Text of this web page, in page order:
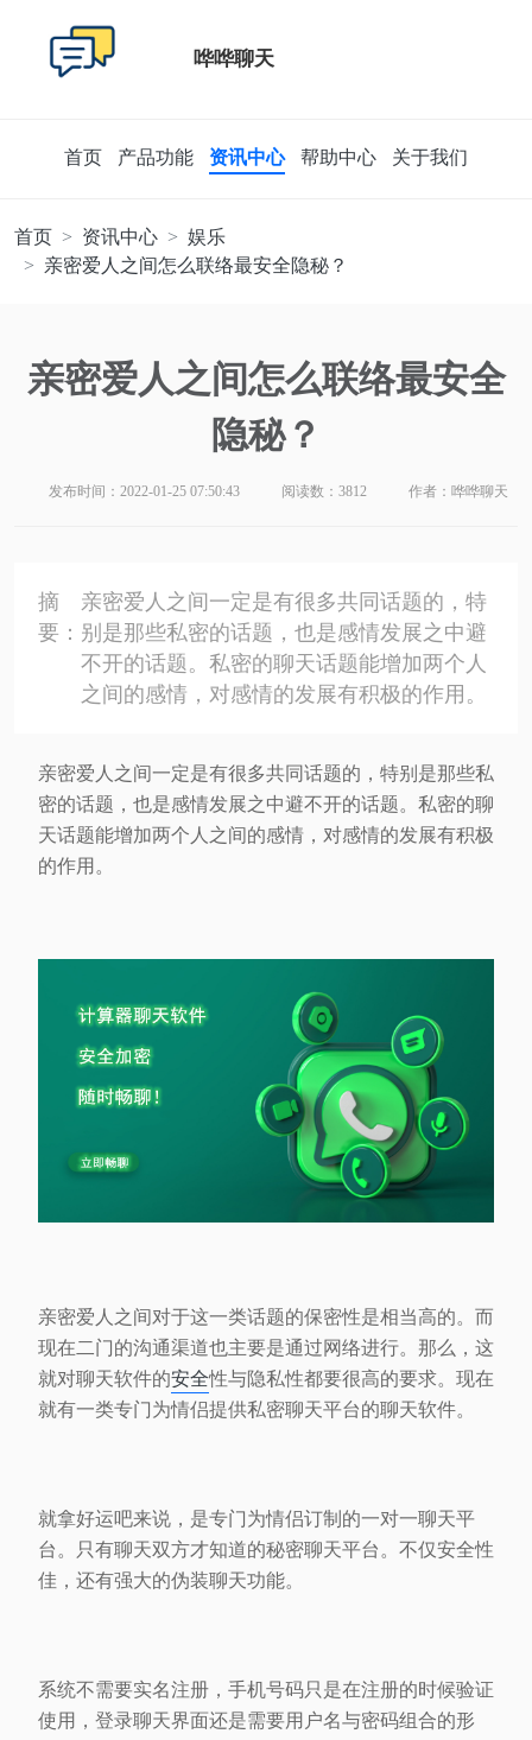
哗哗聊天
首页 产品功能 资讯中心 帮助中心 关于我们
首页 资讯中心
娱乐
亲密爱人之间怎么联络最安全隐秘？
亲密爱人之间怎么联络最安全
隐秘？
发布时间：2022-01-25 07:50:43 阅读数：3812 作者：哗哗聊天
摘
要：
亲密爱人之间一定是有很多共同话题的，特
别是那些私密的话题，也是感情发展之中避
不开的话题。私密的聊天话题能增加两个人
之间的感情，对感情的发展有积极的作用。
亲密爱人之间一定是有很多共同话题的，特别是那些私
密的话题，也是感情发展之中避不开的话题。私密的聊
天话题能增加两个人之间的感情，对感情的发展有积极
的作用。
亲密爱人之间对于这一类话题的保密性是相当高的。而
现在二门的沟通渠道也主要是通过网络进行。那么，这
就对聊天软件的安全性与隐私性都要很高的要求。现在
就有一类专门为情侣提供私密聊天平台的聊天软件。
就拿好运吧来说，是专门为情侣订制的一对一聊天平
台。只有聊天双方才知道的秘密聊天平台。不仅安全性
佳，还有强大的伪装聊天功能。
系统不需要实名注册，手机号码只是在注册的时候验证
使用，登录聊天界面还是需要用户名与密码组合的形